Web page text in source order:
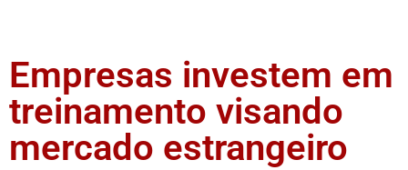
Empresas investem em
treinamento visando
mercado estrangeiro